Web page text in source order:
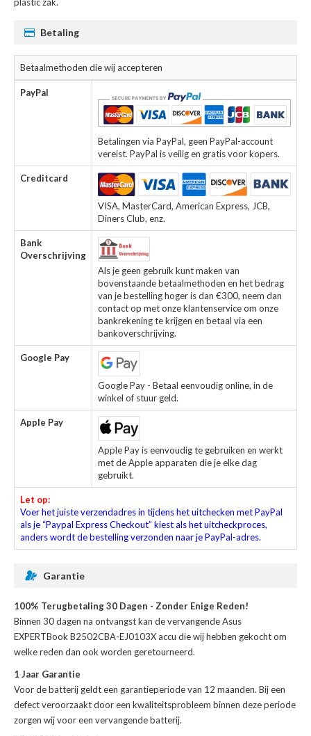
plastic zak.
Betaling
Betaalmethoden die wij accepteren
PayPal
Betalingen via PayPal, geen PayPal-account
vereist. PayPal is veilig en gratis voor kopers.
Creditcard
VISA, MasterCard, American Express, JCB,
Diners Club, enz.
Bank
Overschrijving
Als je geen gebruik kunt maken van
bovenstaande betaalmethoden en het bedrag
van je bestelling hoger is dan €300, neem dan
contact op met onze klantenservice om onze
bankrekening te krijgen en betaal via een
bankoverschrijving.
Google Pay
Google Pay - Betaal eenvoudig online, in de
winkel of stuur geld.
Apple Pay
Apple Pay is eenvoudig te gebruiken en werkt
met de Apple apparaten die je elke dag
gebruikt.
Let op:
Voer het juiste verzendadres in tijdens het uitchecken met PayPal
als je “Paypal Express Checkout” kiest als het uitcheckproces,
anders wordt de bestelling verzonden naar je PayPal-adres.
Garantie
100% Terugbetaling 30 Dagen - Zonder Enige Reden!
Binnen 30 dagen na ontvangst kan devervangende Asus
EXPERTBook B2502CBA-EJ0103X accu die wij hebben gekocht om
welke reden dan ook worden geretourneerd.
1 Jaar Garantie
Voor debatterij geldt een garantieperiode van 12 maanden. Bij een
defect veroorzaakt door een kwaliteitsprobleem binnen deze periode
zorgen wij voor een vervangende batterij.